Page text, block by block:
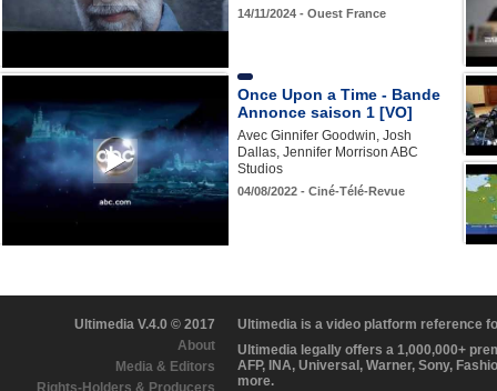
14/11/2024 - Ouest France
Once Upon a Time - Bande
Annonce saison 1 [VO]
Avec Ginnifer Goodwin, Josh
Dallas, Jennifer Morrison ABC
Studios
04/08/2022 - Ciné-Télé-Revue
Ultimedia V.4.0 © 2017
About
Media & Editors
Rights-Holders & Producers
Ultimedia is a video platform reference
Ultimedia legally offers a 1,000,000+
AFP, INA, Universal, Warner, Sony,
more.